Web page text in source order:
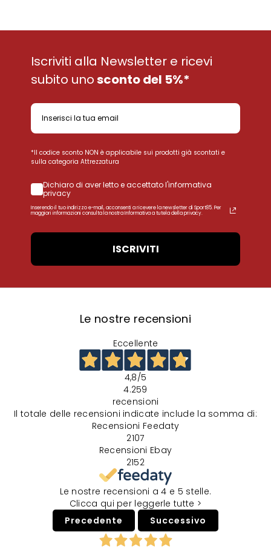
Iscriviti alla Newsletter e ricevi
subito unosconto del 5%*
*Il codice sconto NON è applicabile sui prodotti già scontati e
sulla categoria Attrezzatura
Dichiaro di aver letto e accettato l'informativa
privacy
Inserendo il tuo indirizzo e-mail, acconsenti a ricevere la newsletter di Sport85. Per
maggiori informazioni consulta la nostra Informativa a tutela della privacy.
ISCRIVITI
Le nostre recensioni
Eccellente
4,8/5
4.259
recensioni
Il totale delle recensioni indicate include la somma di:
Recensioni Feedaty
2107
Recensioni Ebay
2152
Le nostre recensioni a 4 e 5 stelle.
Clicca qui per leggerle tutte >
Precedente
Successivo